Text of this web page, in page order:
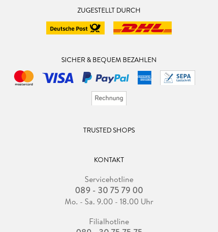
ZUGESTELLT DURCH
SICHER & BEQUEM BEZAHLEN
TRUSTED SHOPS
KONTAKT
Servicehotline
089 - 30 75 79 00
Mo. - Sa. 9.00 - 18.00 Uhr
Filialhotline